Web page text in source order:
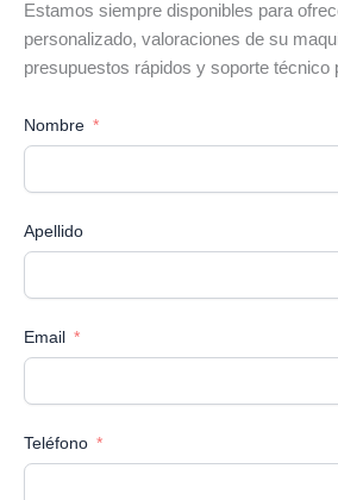
Estamos siempre disponibles para
personalizado, valoraciones de su
presupuestos rápidos y soporte técnico
Nombre
Apellido
Email
Teléfono